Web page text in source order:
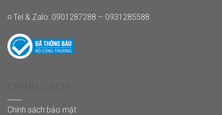
◽ Tel & Zalo: 0901287288 – 0931285588
Chính sách bảo mật